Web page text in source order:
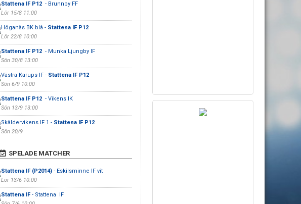
Stattena IF P12 - Brunnby FF
Lör 15/8 11:00
Höganäs BK blå - Stattena IF P12
Lör 22/8 10:00
Stattena IF P12 - Munka Ljungby IF
Sön 30/8 13:00
Västra Karups IF - Stattena IF P12
Sön 6/9 10:00
Stattena IF P12 - Vikens IK
Sön 13/9 13:00
Skäldervikens IF 1 - Stattena IF P12
Sön 20/9
SPELADE MATCHER
Stattena IF (P2014)- Eskilsminne IF vit
Lör 13/6 10:00
Stattena IF- Stattena IF